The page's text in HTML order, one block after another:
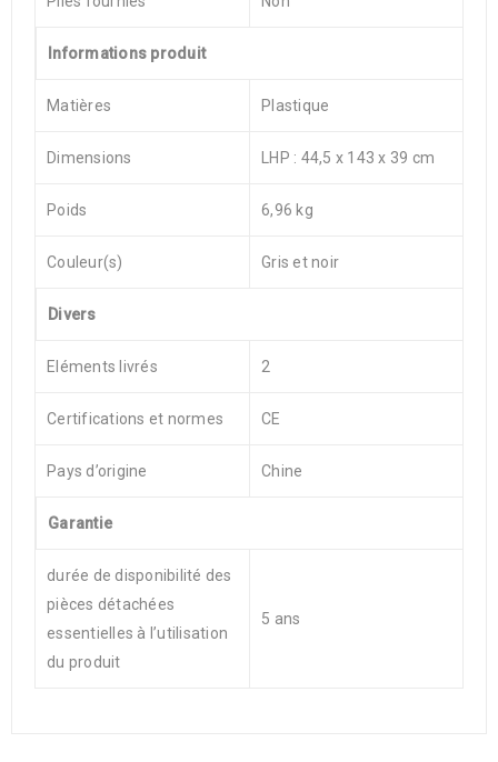
Informations produit
Matières Plastique
Dimensions LHP : 44,5 x 143 x 39 cm
Poids 6,96 kg
Couleur(s) Gris et noir
Divers
Eléments livrés 2
Certifications et normes CE
Pays d’origine Chine
Garantie
durée de disponibilité des
pièces détachées
essentielles à l’utilisation
du produit
5 ans